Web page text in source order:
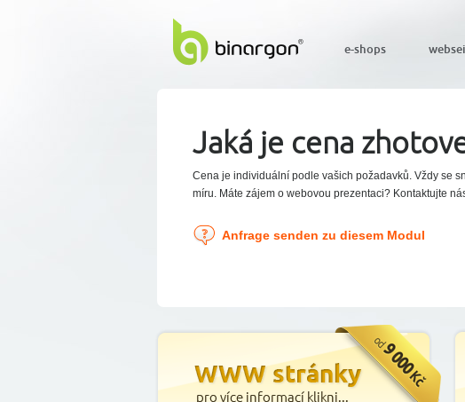
Jaká je cena
Cena je individuální podle vašich požadavků. Vždy se
míru. Máte zájem o webovou prezentaci? Kontaktujte
Anfrage senden zu diesem Modul
e-shops